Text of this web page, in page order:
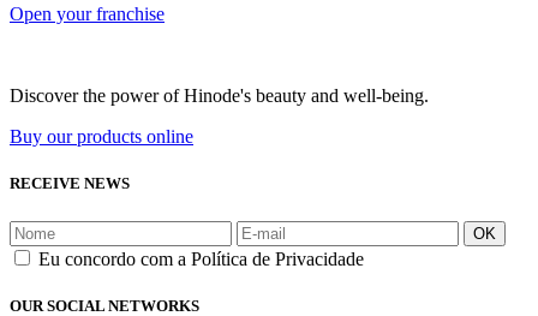
Open your franchise
Discover the power of Hinode's beauty and well-being.
Buy our products online
RECEIVE NEWS
OK
Eu concordo com a Política de Privacidade
OUR SOCIAL NETWORKS